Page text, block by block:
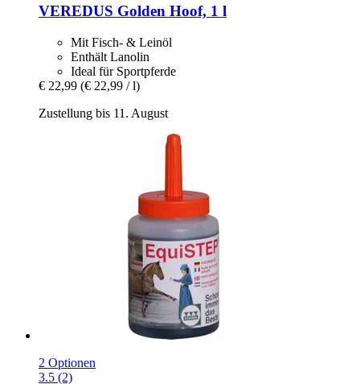
VEREDUS Golden Hoof, 1 l
Mit Fisch- & Leinöl
Enthält Lanolin
Ideal für Sportpferde
€ 22,99 (€ 22,99 / l)
Zustellung bis 11. August
2 Optionen
3.5 (2)